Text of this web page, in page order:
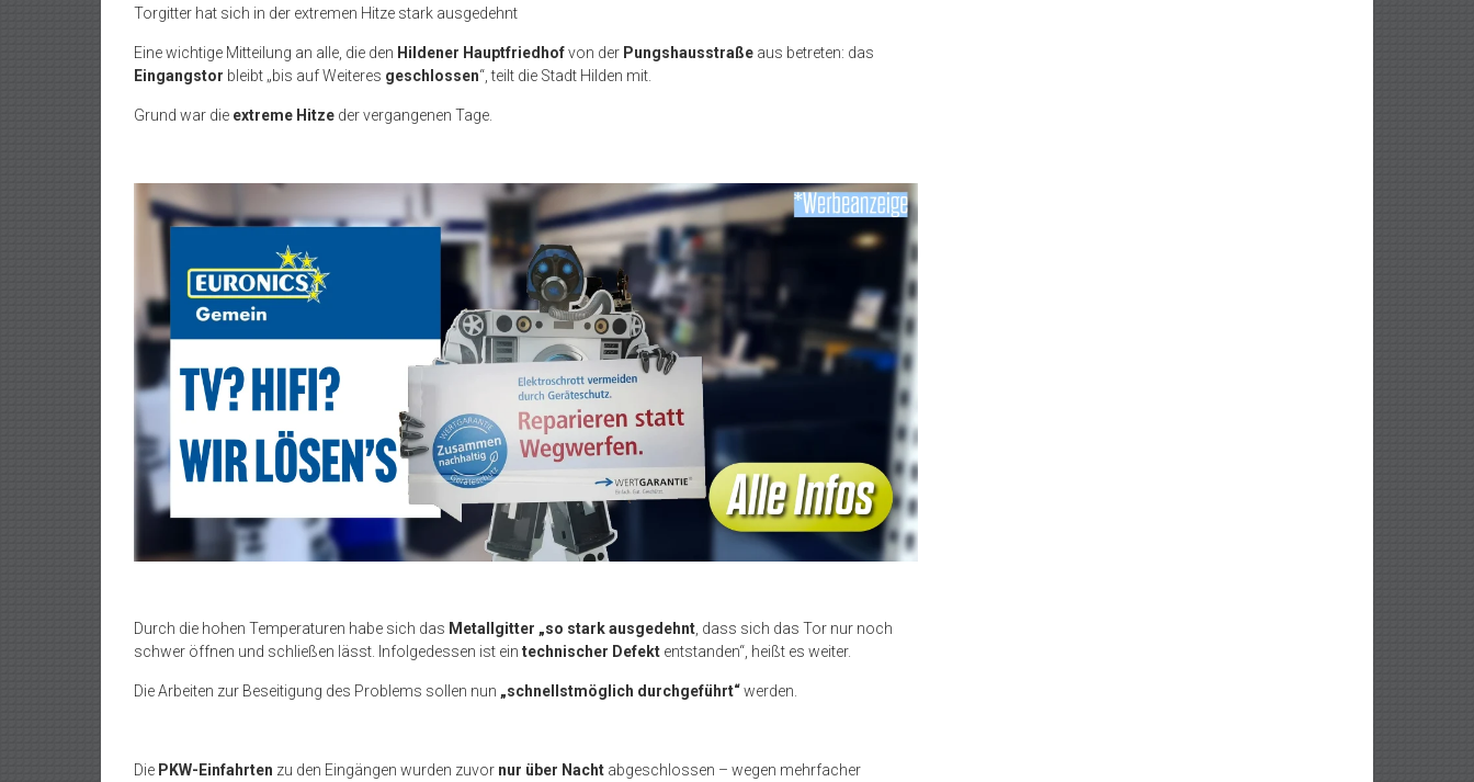
Torgitter hat sich in der extremen Hitze stark ausgedehnt
Eine wichtige Mitteilung an alle, die den Hildener Hauptfriedhofvon der Pungshausstraße aus betreten: das
Eingangstor bleibt „bis auf Weiteres geschlossen“, teilt die Stadt Hilden mit.
Grund war die extreme Hitze der vergangenen Tage.
Durch die hohen Temperaturen habe sich das Metallgitter „so stark ausgedehnt, dass sich das Tor nur noch
schwer öffnen und schließen lässt. Infolgedessen ist ein technischer Defekt entstanden“, heißt es weiter.
Die Arbeiten zur Beseitigung des Problems sollen nun „schnellstmöglich durchgeführt“werden.
Die PKW-Einfahrten zu den Eingängen wurden zuvor nur über Nacht abgeschlossen – wegen mehrfacher